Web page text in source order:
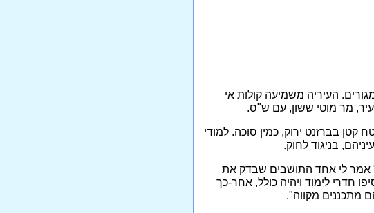
העיריה משמיעה קולות אי
מר מוטי ששון, עם ש"ס.
בברזנט ירוק, כמין סוכה. למודי
בניגוד לחוק.
אמר לי אחד התושבים שבדק את
חדרי לימוד ויהיה כולל, אחר-כך
מתכננים מקווה".